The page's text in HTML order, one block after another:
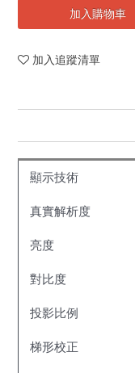
加入購物車
加入追蹤清單
顯示技術
真實解析度
亮度
對比度
投影比例
梯形校正